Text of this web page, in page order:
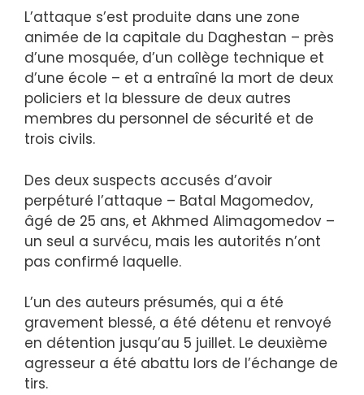
L’attaque s’est produite dans une zone
animée de la capitale du Daghestan – près
d’une mosquée, d’un collège technique et
d’une école – et a entraîné la mort de deux
policiers et la blessure de deux autres
membres du personnel de sécurité et de
trois civils.
Des deux suspects accusés d’avoir
perpéturé l’attaque – Batal Magomedov,
âgé de 25 ans, et Akhmed Alimagomedov –
un seul a survécu, mais les autorités n’ont
pas confirmé laquelle.
L’un des auteurs présumés, qui a été
gravement blessé, a été détenu et renvoyé
en détention jusqu’au 5 juillet. Le deuxième
agresseur a été abattu lors de l’échange de
tirs.